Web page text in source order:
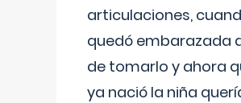
articulaciones,
quedó embarazada
de tomarlo y ahora
ya nació la niña